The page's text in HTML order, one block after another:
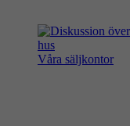
Våra säljkontor